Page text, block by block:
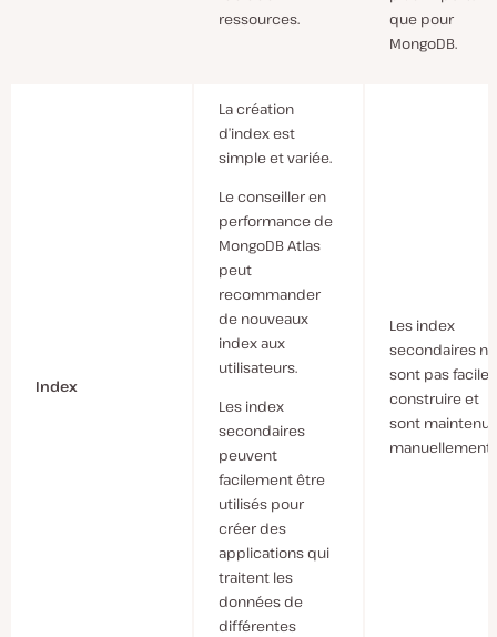
ressources.
que pour
MongoDB.
Index
La création
d’index est
simple et variée.
Le conseiller en
performance de
MongoDB Atlas
peut
recommander
de nouveaux
index aux
utilisateurs.
Les index
secondaires
peuvent
facilement être
utilisés pour
créer des
applications qui
traitent les
données de
différentes
Les index
secondaires ne
sont pas
construire et
sont maintenus
manuellement.